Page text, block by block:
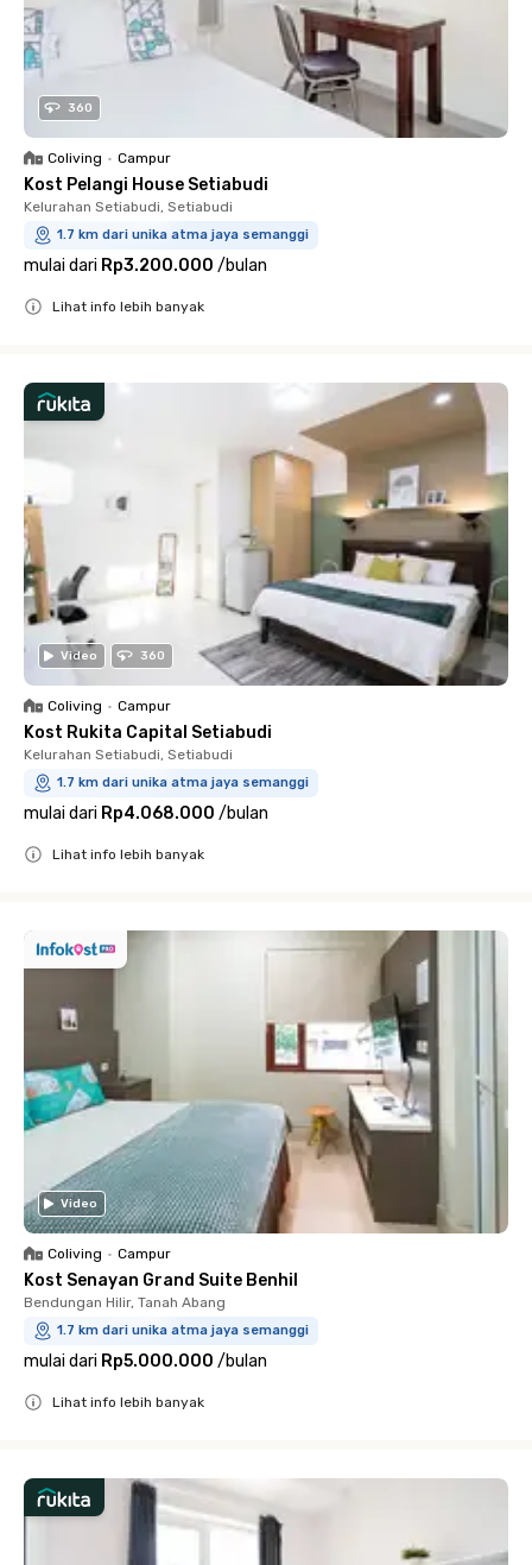
360
Coliving • Campur
Kost Pelangi House Setiabudi
Kelurahan Setiabudi, Setiabudi
1.7 km dari unika atma jaya semanggi
mulai dari Rp3.200.000 /bulan
Lihat info lebih banyak
Video 360
Coliving • Campur
Kost Rukita Capital Setiabudi
Kelurahan Setiabudi, Setiabudi
1.7 km dari unika atma jaya semanggi
mulai dari Rp4.068.000 /bulan
Lihat info lebih banyak
Video
Coliving • Campur
Kost Senayan Grand Suite Benhil
Bendungan Hilir, Tanah Abang
1.7 km dari unika atma jaya semanggi
mulai dari Rp5.000.000 /bulan
Lihat info lebih banyak